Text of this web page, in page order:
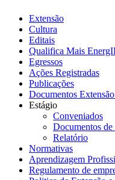
Extensão
Cultura
Editais
Qualifica Mais
Egressos
Ações Registradas
Publicações
Documentos
Estágio
Conveniados
Documentos de
Relatório
Normativas
Aprendizagem
Regulamento de